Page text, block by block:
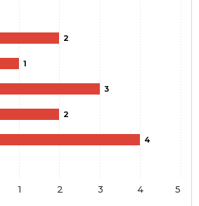
2
1
3
2
4
1 2 3 4 5